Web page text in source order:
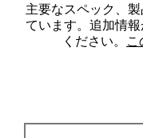
主要なスペック、
ています。追加情
ください。